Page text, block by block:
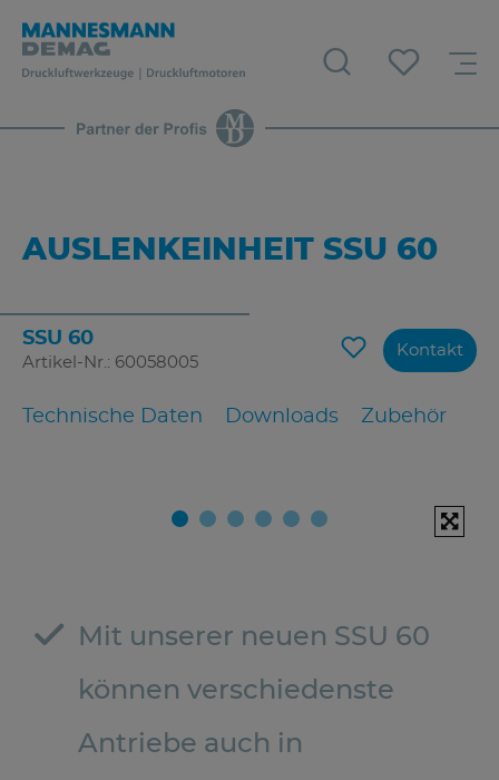
AUSLENKEINHEIT SSU 60
SSU 60
Artikel-Nr.: 60058005
Technische Daten Downloads Zubehör
Kontakt
Mit unserer neuen SSU 60
können verschiedenste
Antriebe auch in